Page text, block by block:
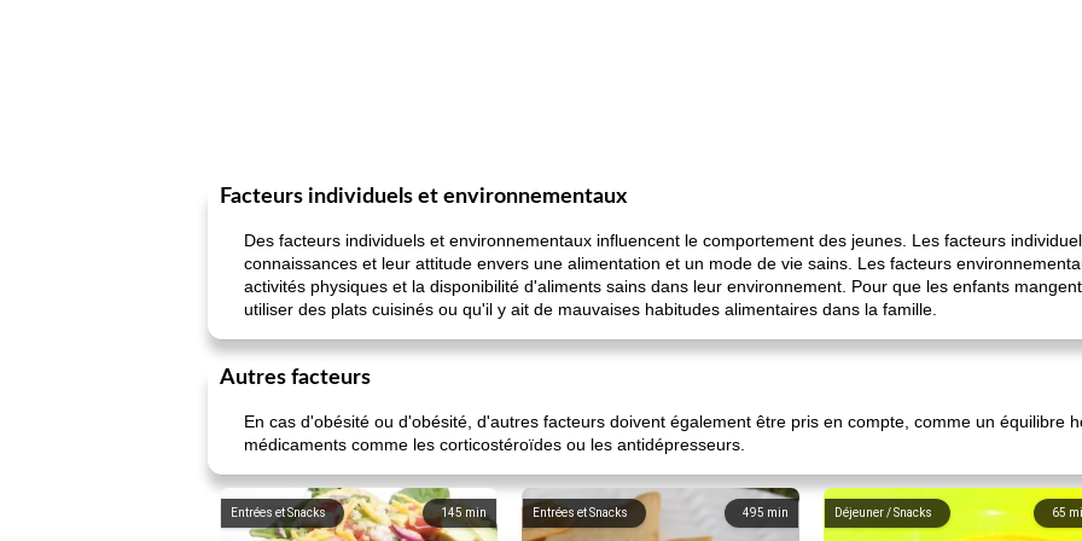
Facteurs individuels et environnementaux
Des facteurs individuels et environnementaux influencent le comportement des jeunes. Les facteurs
connaissances et leur attitude envers une alimentation et un mode de vie sains. Les facteurs
activités physiques et la disponibilité d'aliments sains dans leur environnement. Pour que les enfants
utiliser des plats cuisinés ou qu'il y ait de mauvaises habitudes alimentaires dans la famille.
Autres facteurs
En cas d'obésité ou d'obésité, d'autres facteurs doivent également être pris en compte, comme un équilibre
médicaments comme les corticostéroïdes ou les antidépresseurs.
145 min
Entrées et Snacks 495 min
Entrées et Snacks 65
Déjeuner / Snacks